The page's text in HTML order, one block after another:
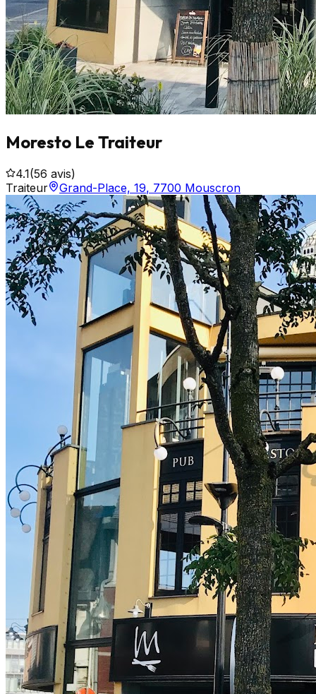
Moresto Le Traiteur
4.1(56 avis)
Traiteur
Grand-Place, 19, 7700 Mouscron